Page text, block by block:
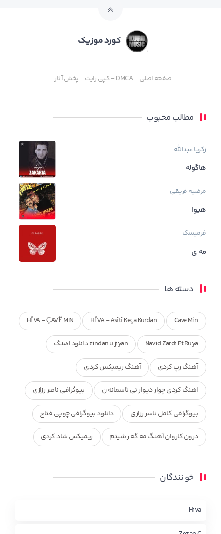
کورد موزیک
صفحه اصلی DMCA – کپی رایت پخش آثار
مطالب محبوب
زکریا عبدالله
هاگوله
مرضیه فریقی
هیوا
فرمیسک
مه ی
دسته ها
Cave Min
HÎVA - Asîtî Keça Kurdan
HÎVA - ÇAVÊ MIN
Navid Zardi Ft Ruya zindan u jiyan دانلود اهنگ
آهنگ رپ کردی آهنگ ریمیکس کردی
اهنگ کردی چوار دیوار نی ئاسمانه ن بیوگرافی ناصر رزازی
بیوگرافی کامل ناسر رزازی دانلود بیوگرافی چوپی فتاح
درون کاروان آهنگ مه گه ر شیتم ریمیکس شاد کردی
محمد جزا
چاو من
خوانندگان
Hiva